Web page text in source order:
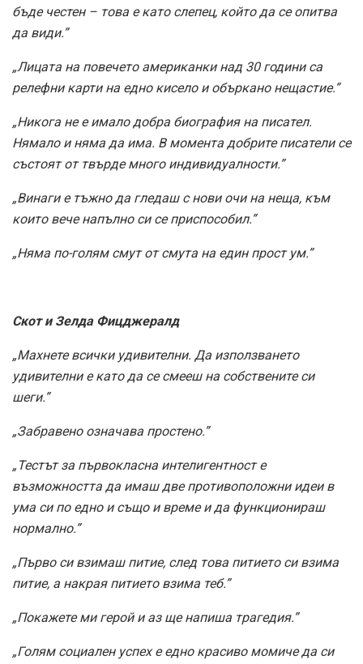
бъде честен – това е като слепец, който да се опитва
да види.”
„Лицата на повечето американки над 30 години са
релефни карти на едно кисело и объркано нещастие.”
„Никога не е имало добра биография на писател.
Нямало и няма да има. В момента добрите писатели се
състоят от твърде много индивидуалности.”
„Винаги е тъжно да гледаш с нови очи на неща, към
които вече напълно си се приспособил.”
„Няма по-голям смут от смута на един прост ум.”
Скот и Зелда Фицджералд
„Махнете всички удивителни. Да използването
удивителни е като да се смееш на собствените си
шеги.”
„Забравено означава простено.”
„Тестът за първокласна интелигентност е
възможността да имаш две противоположни идеи в
ума си по едно и също и време и да функционираш
нормално.”
„Първо си взимаш питие, след това питието си взима
питие, а накрая питието взима теб.”
„Покажете ми герой и аз ще напиша трагедия.”
„Голям социален успех е едно красиво момиче да си